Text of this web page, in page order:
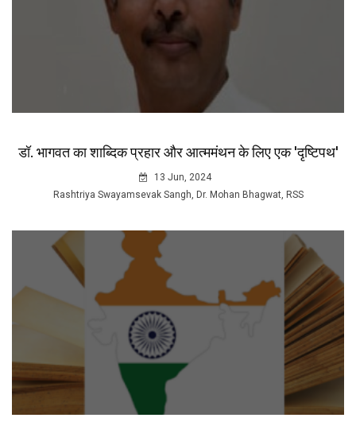
डॉ. भागवत का शाब्दिक प्रहार और आत्ममंथन के लिए एक 'दृष्टिपथ'
13 Jun, 2024
Rashtriya Swayamsevak Sangh, Dr. Mohan Bhagwat, RSS